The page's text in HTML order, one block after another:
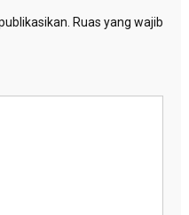
Ruas yang wajib